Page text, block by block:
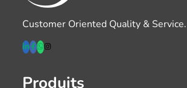
Customer Oriented Quality & Service.
Produits